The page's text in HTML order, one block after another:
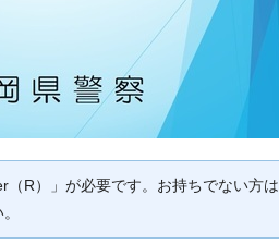
R）」が必要です。お持ちでない方は